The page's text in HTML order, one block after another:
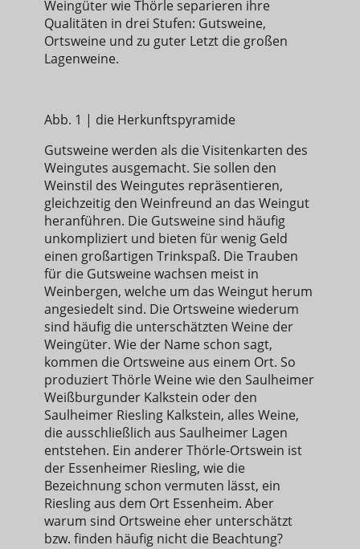
Weingüter wie Thörle separieren ihre
Qualitäten in drei Stufen: Gutsweine,
Ortsweine und zu guter Letzt die großen
Lagenweine.
Abb. 1 | die Herkunftspyramide
Gutsweine werden als die Visitenkarten des
Weingutes ausgemacht. Sie sollen den
Weinstil des Weingutes repräsentieren,
gleichzeitig den Weinfreund an das Weingut
heranführen. Die Gutsweine sind häufig
unkompliziert und bieten für wenig Geld
einen großartigen Trinkspaß. Die Trauben
für die Gutsweine wachsen meist in
Weinbergen, welche um das Weingut herum
angesiedelt sind. Die Ortsweine wiederum
sind häufig die unterschätzten Weine der
Weingüter. Wie der Name schon sagt,
kommen die Ortsweine aus einem Ort. So
produziert Thörle Weine wie den Saulheimer
Weißburgunder Kalkstein oder den
Saulheimer Riesling Kalkstein, alles Weine,
die ausschließlich aus Saulheimer Lagen
entstehen. Ein anderer Thörle-Ortswein ist
der Essenheimer Riesling, wie die
Bezeichnung schon vermuten lässt, ein
Riesling aus dem Ort Essenheim. Aber
warum sind Ortsweine eher unterschätzt
bzw. finden häufig nicht die Beachtung?